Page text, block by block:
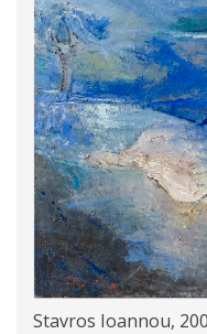
Stavros Ioannou,